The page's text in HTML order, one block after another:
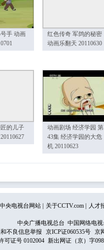
手 动画
红色传奇 军鸽的秘密
动画乐翻天 20110630
的儿子
动画剧场 经济学园 第
43集 经济学园的大危
机 20110623
中央电视台网站 关于CCTV.com 人才
中央广播电视总台 中国网络电
不良信息举报
京ICP证060535号
京
可证号 0102004 新出网证（京）字